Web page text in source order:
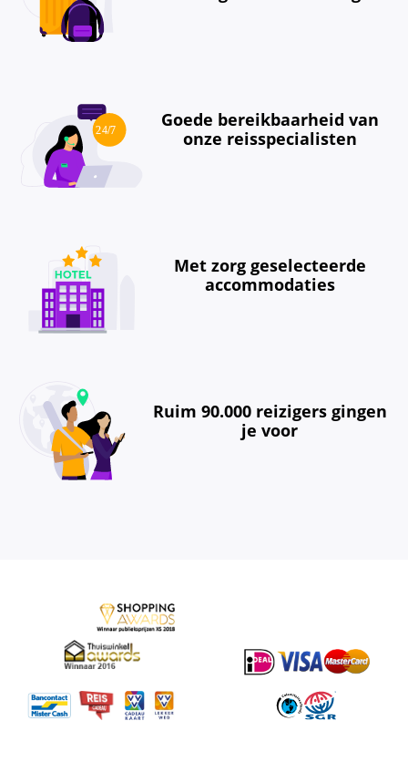
Goede bereikbaarheid van
onze reisspecialisten
Met zorg geselecteerde
accommodaties
Ruim 90.000 reizigers gingen
je voor